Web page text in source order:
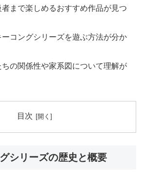
まで楽しめるおすすめ作品が見つ
コングシリーズを遊ぶ方法が分か
の関係性や家系図について理解が
目次
シリーズの歴史と概要